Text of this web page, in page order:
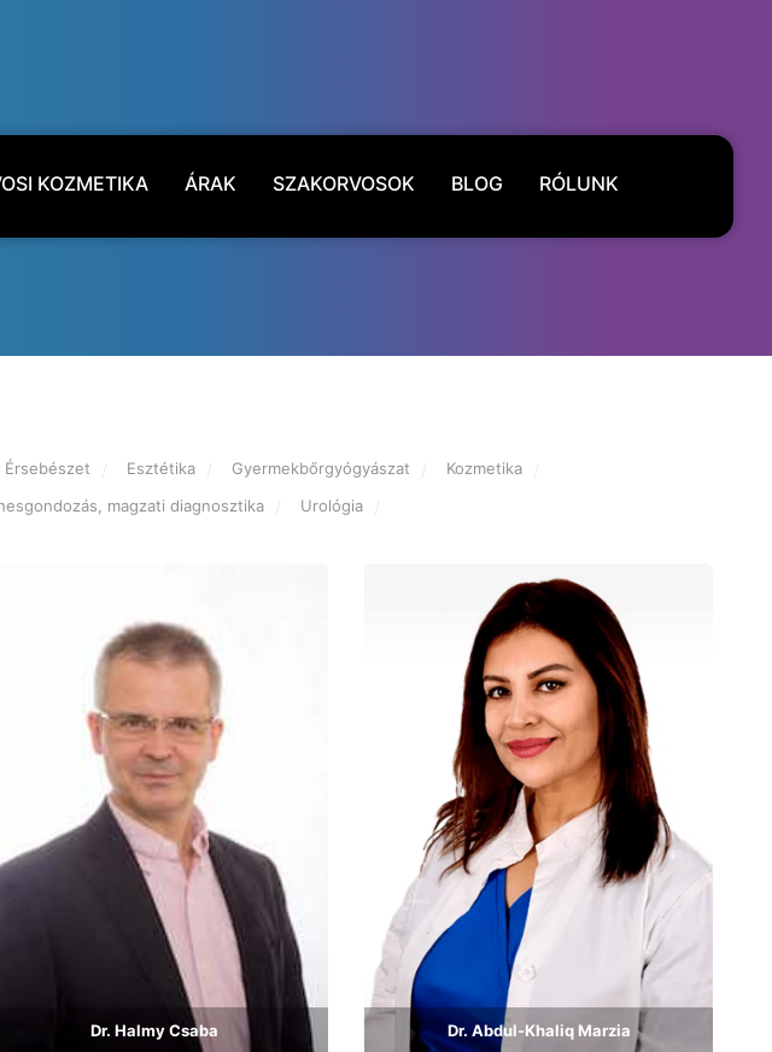
KOZMETIKA ÁRAK SZAKORVOSOK BLOG RÓLUNK
Érsebészet Esztétika Gyermekbőrgyógyászat
Kozmetika
magzati diagnosztika Urológia
Dr. Halmy Csaba Dr. Abdul-Khaliq Marzia
Bemutatkozás